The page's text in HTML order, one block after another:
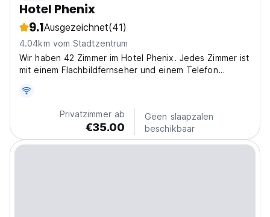
Hotel Phenix
9.1Ausgezeichnet(41)
4.04km vom Stadtzentrum
Wir haben 42 Zimmer im Hotel Phenix. Jedes Zimmer ist
mit einem Flachbildfernseher und einem Telefon
oder einer Badewanne, einem Fön und einer Föhn
Privatzimmer ab
€35.00
Geen slaapzalen
beschikbaar